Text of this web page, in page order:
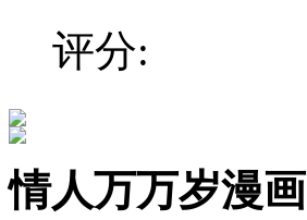
评分:
情人万万岁漫画